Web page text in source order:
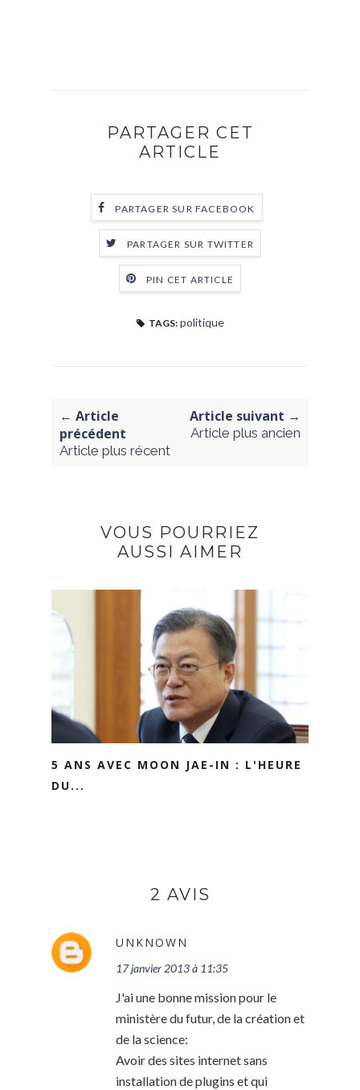
PARTAGER CET
ARTICLE
PARTAGER SUR FACEBOOK
PARTAGER SUR TWITTER
PIN CET ARTICLE
TAGS: politique
← Article
précédent
Article plus récent
Article suivant →
Article plus ancien
VOUS POURRIEZ
AUSSI AIMER
5 ANS AVEC MOON JAE-IN : L'HEURE
DU...
2 AVIS
UNKNOWN
17 janvier 2013 à 11:35
J'ai une bonne mission pour le
ministère du futur, de la création et
de la science:
Avoir des sites internet sans
installation de plugins et qui